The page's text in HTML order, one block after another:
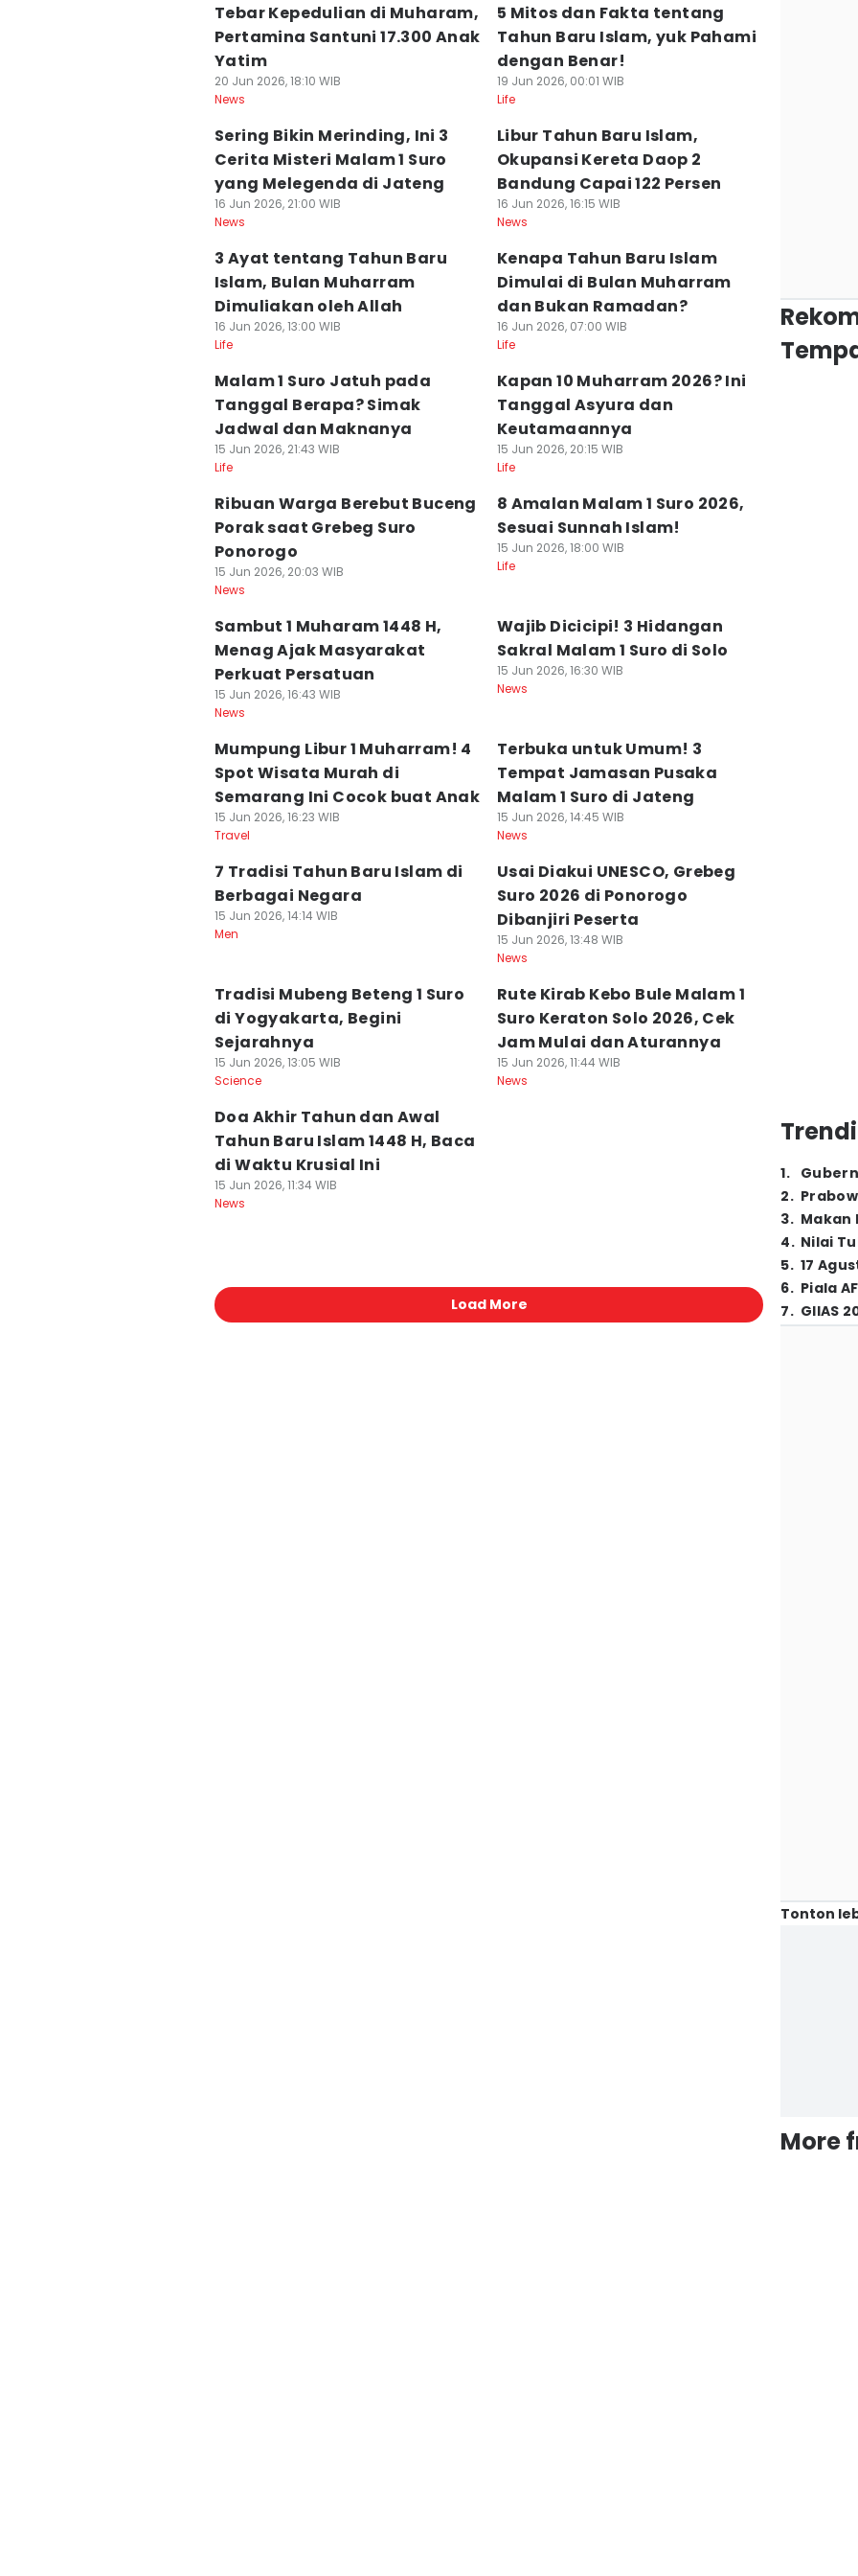
Tebar Kepedulian di Muharam,
Pertamina Santuni 17.300 Anak
Yatim
20 Jun 2026, 18:10 WIB
News
5 Mitos dan Fakta tentang
Tahun Baru Islam, yuk Pahami
dengan Benar!
19 Jun 2026, 00:01 WIB
Life
Sering Bikin Merinding, Ini 3
Cerita Misteri Malam 1 Suro
yang Melegenda di Jateng
16 Jun 2026, 21:00 WIB
News
Libur Tahun Baru Islam,
Okupansi Kereta Daop 2
Bandung Capai 122 Persen
16 Jun 2026, 16:15 WIB
News
3 Ayat tentang Tahun Baru
Islam, Bulan Muharram
Dimuliakan oleh Allah
16 Jun 2026, 13:00 WIB
Life
Kenapa Tahun Baru Islam
Dimulai di Bulan Muharram
dan Bukan Ramadan?
16 Jun 2026, 07:00 WIB
Life
Malam 1 Suro Jatuh pada
Tanggal Berapa? Simak
Jadwal dan Maknanya
15 Jun 2026, 21:43 WIB
Life
Kapan 10 Muharram 2026? Ini
Tanggal Asyura dan
Keutamaannya
15 Jun 2026, 20:15 WIB
Life
Ribuan Warga Berebut Buceng
Porak saat Grebeg Suro
Ponorogo
15 Jun 2026, 20:03 WIB
News
8 Amalan Malam 1 Suro 2026,
Sesuai Sunnah Islam!
15 Jun 2026, 18:00 WIB
Life
Sambut 1 Muharam 1448 H,
Menag Ajak Masyarakat
Perkuat Persatuan
15 Jun 2026, 16:43 WIB
News
Wajib Dicicipi! 3 Hidangan
Sakral Malam 1 Suro di Solo
15 Jun 2026, 16:30 WIB
News
Mumpung Libur 1 Muharram! 4
Spot Wisata Murah di
Semarang Ini Cocok buat Anak
15 Jun 2026, 16:23 WIB
Travel
Terbuka untuk Umum! 3
Tempat Jamasan Pusaka
Malam 1 Suro di Jateng
15 Jun 2026, 14:45 WIB
News
7 Tradisi Tahun Baru Islam di
Berbagai Negara
15 Jun 2026, 14:14 WIB
Men
Usai Diakui UNESCO, Grebeg
Suro 2026 di Ponorogo
Dibanjiri Peserta
15 Jun 2026, 13:48 WIB
News
Tradisi Mubeng Beteng 1 Suro
di Yogyakarta, Begini
Sejarahnya
15 Jun 2026, 13:05 WIB
Science
Rute Kirab Kebo Bule Malam 1
Suro Keraton Solo 2026, Cek
Jam Mulai dan Aturannya
15 Jun 2026, 11:44 WIB
News
Doa Akhir Tahun dan Awal
Tahun Baru Islam 1448 H, Baca
di Waktu Krusial Ini
15 Jun 2026, 11:34 WIB
News
Load More
1.
2.
3. Makan
4. Nilai
5. 17
6. Piala
7. GIIAS
Tonton
More